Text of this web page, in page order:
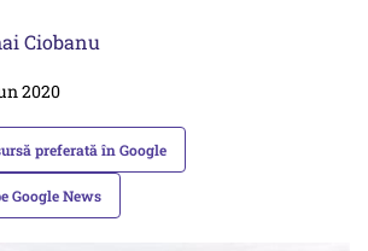
Ciobanu
2020
preferată în Google
Google News